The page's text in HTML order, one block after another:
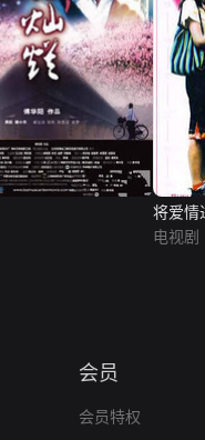
将爱情
电视剧
会员
会员特权